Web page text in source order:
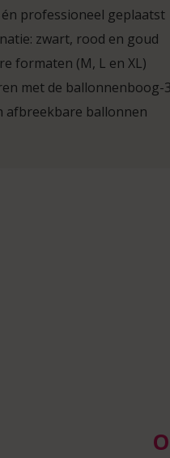
professioneel geplaatst
zwart, rood en goud
formaten (M, L en XL)
met de ballonnenboog-
afbreekbare ballonnen